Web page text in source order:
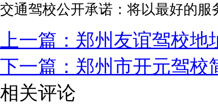
交通驾校公开承诺：将以最好的
上一篇：郑州友谊驾校
下一篇：郑州市开元驾校
相关评论